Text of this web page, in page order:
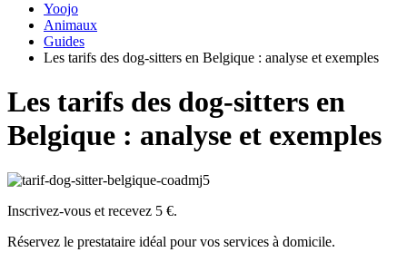
Yoojo
Animaux
Guides
Les tarifs des dog-sitters en Belgique : analyse et exemples
Les tarifs des dog-sitters en
Belgique : analyse et exemples
Inscrivez-vous et recevez 5 €.
Réservez le prestataire idéal pour vos services à domicile.